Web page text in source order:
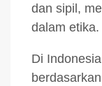
dan sipil,
dalam etika.
Di